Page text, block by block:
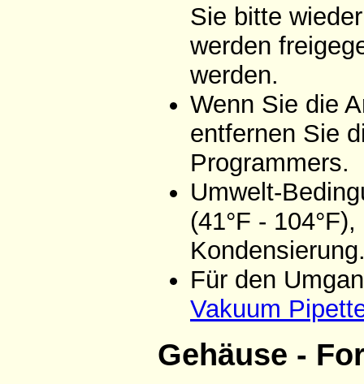
Sie bitte
werden
werden.
Wenn Sie die
entfernen Sie
Programmers.
Umwelt-
(41°F -
Für den
Vakuum
Gehäuse -